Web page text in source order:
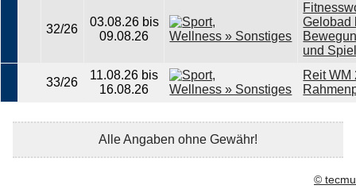
32/26
03.08.26 bis
09.08.26
Gelobad
und
33/26
11.08.26 bis
16.08.26
Reit WM
Alle Angaben ohne Gewähr!
© tecmu